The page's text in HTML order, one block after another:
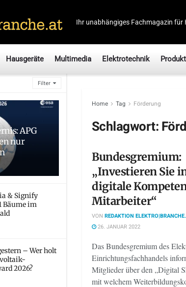
Filter
APG
nur
& Signify
Bäume im
– Wer holt
2026?
Ihr unabhängiges Fachmagazin für
Hausgeräte Multimedia Elektrotechnik
Home Tag Förderung
Schlagwort:
Bundesgremium:
„Investieren Sie
digitale
Mitarbeiter“
VON REDAKTION
26. JANUAR 2022
Das Bundesgremium des
Einrichtungsfachhandels
Mitglieder über den „Digital
mit welchem